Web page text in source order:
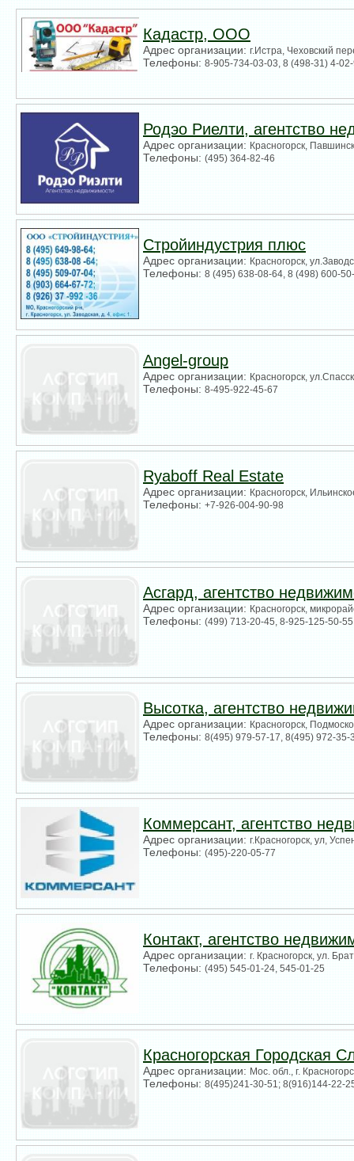
Кадастр, ООО
Адрес организации:г.Истра, Чеховский
Телефоны:8-905-734-03-03, 8 (498-31) 4-
Родэо Риелти, агентство
Адрес организации: Красногорск,
Телефоны:(495) 364-82-46
Стройиндустрия плюс
Адрес организации: Красногорск,
Телефоны:8 (495) 638-08-64, 8 (498) 600-
Angel-group
Адрес организации: Красногорск,
Телефоны:8-495-922-45-67
Ryaboff Real Estate
Адрес организации: Красногорск,
Телефоны:+7-926-004-90-98
Асгард, агентство
Адрес организации:Красногорск,
Телефоны:(499) 713-20-45, 8-925-125-50-55
Высотка, агентство
Адрес организации:Красногорск,
Телефоны:8(495) 979-57-17, 8(495) 972-35-
Коммерсант, агентство
Адрес организации:г.Красногорск, ул,
Телефоны:(495)-220-05-77
Контакт, агентство
Адрес организации:г. Красногорск, ул.
Телефоны:(495) 545-01-24, 545-01-25
Красногорская Городская
Адрес организации: Мос. обл., г.
Телефоны:8(495)241-30-51; 8(916)144-22-